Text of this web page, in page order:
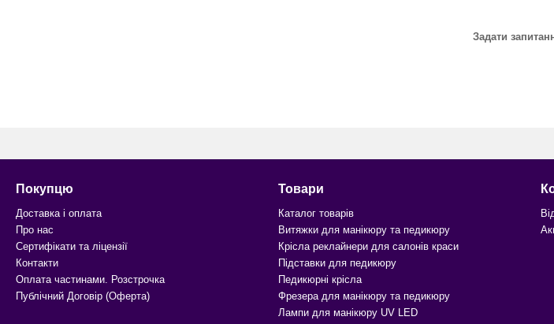
Задати
Покупцю
Доставка і оплата
Про нас
Сертифікати та ліцензії
Контакти
Оплата частинами. Розстрочка
Публічний Договір (Оферта)
Товари
Каталог товарів
Витяжки для манікюру та педикюру
Крісла реклайнери для салонів краси
Підставки для педикюру
Педикюрні крісла
Фрезера для манікюру та педикюру
Лампи для манікюру UV LED